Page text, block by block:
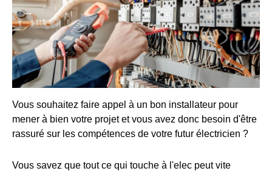
Vous souhaitez faire appel à un bon installateur pour
mener à bien votre projet et vous avez donc besoin d'être
rassuré sur les compétences de votre futur électricien ?
Vous savez que tout ce qui touche à l'elec peut vite